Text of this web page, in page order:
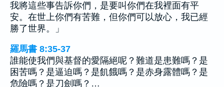
我將這些事告訴你們，是要叫你們在我裡面有平
安。在世上你們有苦難，但你們可以放心，我已經
勝了世界。」
羅馬書 8:35-37
誰能使我們與基督的愛隔絕呢？難道是患難嗎？是
困苦嗎？是逼迫嗎？是飢餓嗎？是赤身露體嗎？是
危險嗎？是刀劍嗎？…